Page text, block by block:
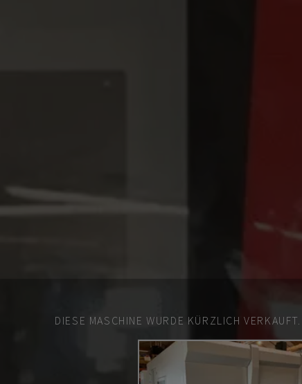
DIESE MASCHINE WURDE KÜRZLICH VERKAUFT.